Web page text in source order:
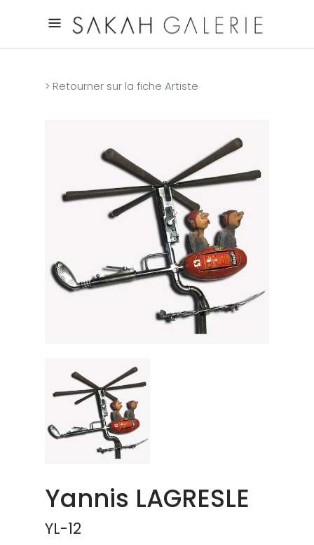
> Retourner sur la fiche Artiste
Yannis LAGRESLE
YL-12